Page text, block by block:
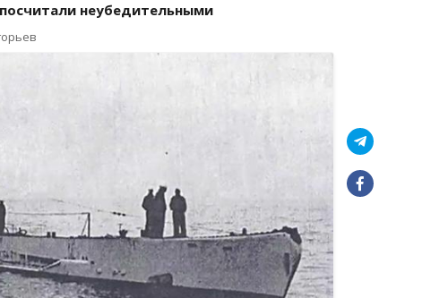
неубедительными